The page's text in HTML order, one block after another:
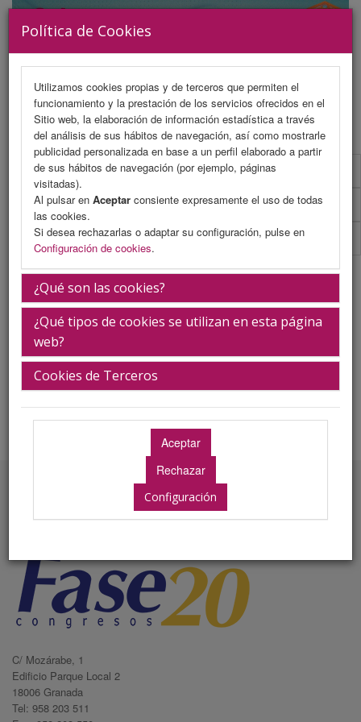
Política de Cookies
Utilizamos cookies propias y de terceros que permiten el
funcionamiento y la prestación de los servicios ofrecidos en el
Sitio web, la elaboración de información estadística a través
del análisis de sus hábitos de navegación, así como mostrarle
publicidad personalizada en base a un perfil elaborado a partir
de sus hábitos de navegación (por ejemplo, páginas
visitadas).
Al pulsar en Aceptar consiente expresamente el uso de todas
las cookies.
Si desea rechazarlas o adaptar su configuración, pulse en
Configuración de cookies.
¿Qué son las cookies?
¿Qué tipos de cookies se utilizan en esta página
web?
Cookies de Terceros
Configuración
MENU
Comité Organizador
Comité Científico
Comité De Honor
Comité
Secretaría Técnica
C/ Mozárabe, 1
Edificio Parque Local 2
18006 Granada
Tel: 958 203 511